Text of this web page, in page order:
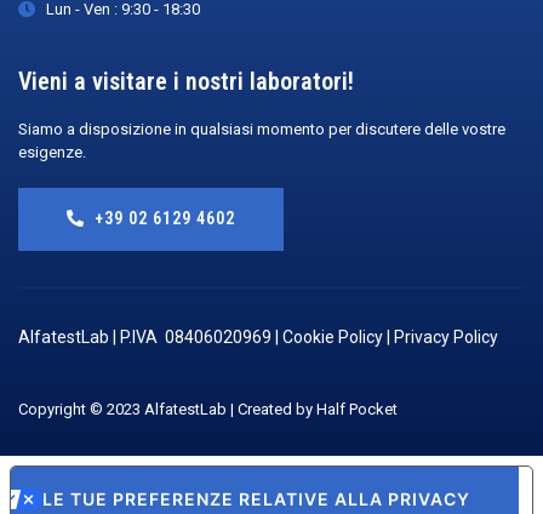
Lun - Ven : 9:30 - 18:30
Vieni a visitare i nostri laboratori!
Siamo a disposizione in qualsiasi momento per discutere delle vostre
esigenze.
+39 02 6129 4602
AlfatestLab | P.IVA 08406020969 Cookie Policy Privacy Policy
Copyright © 2023 AlfatestLab | Created by Half Pocket
LE TUE PREFERENZE RELATIVE ALLA PRIVACY